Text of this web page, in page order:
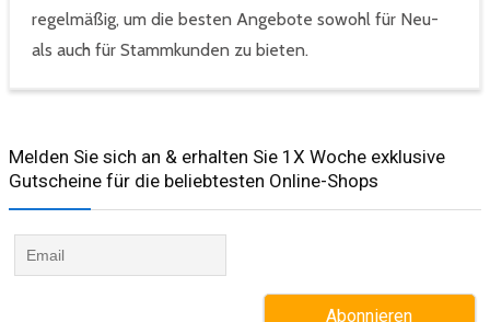
regelmäßig, um die besten Angebote sowohl für Neu-
als auch für Stammkunden zu bieten.
Melden Sie sich an & erhalten Sie 1X Woche exklusive
Gutscheine für die beliebtesten Online-Shops​